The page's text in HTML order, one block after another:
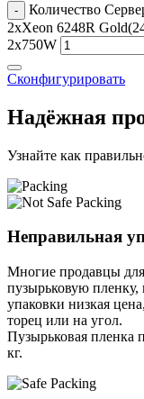
-
Количество
2xXeon 6248R
2x750W
Сконфигурировать
Надёжная
Узнайте как
Неправильная
Многие продавцы
пузырьковую пленку,
упаковки низкая
торец или на угол.
Пузырьковая пленка
кг.